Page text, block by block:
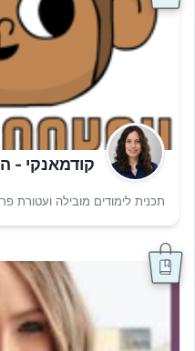
קודמאנקי -
תכנית לימודים מובילה ועטורת